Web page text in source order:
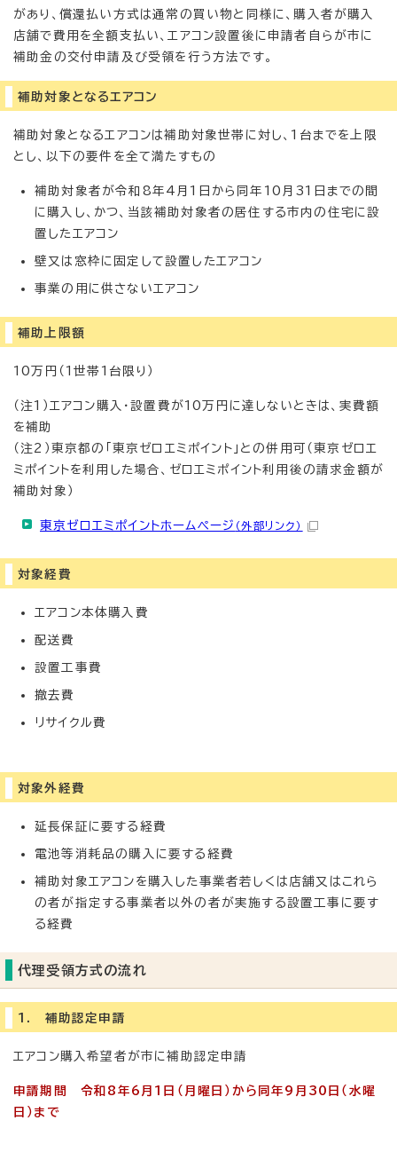
があり、償還払い方式は通常の買い物と同様に、購入者が購入
店舗で費用を全額支払い、エアコン設置後に申請者自らが市に
補助金の交付申請及び受領を行う方法です。
補助対象となるエアコン
補助対象となるエアコンは補助対象世帯に対し、1台までを上限
とし、以下の要件を全て満たすもの
補助対象者が令和8年4月1日から同年10月31日までの間
に購入し、かつ、当該補助対象者の居住する市内の住宅に設
置したエアコン
壁又は窓枠に固定して設置したエアコン
事業の用に供さないエアコン
補助上限額
10万円（1世帯1台限り）
（注1）エアコン購入・設置費が10万円に達しないときは、実費額
を補助
（注2）東京都の「東京ゼロエミポイント」との併用可（東京ゼロエ
ミポイントを利用した場合、ゼロエミポイント利用後の請求金額が
補助対象）
東京ゼロエミポイントホームページ （外部リンク）
対象経費
エアコン本体購入費
配送費
設置工事費
撤去費
リサイクル費
対象外経費
延長保証に要する経費
電池等消耗品の購入に要する経費
補助対象エアコンを購入した事業者若しくは店舗又はこれら
の者が指定する事業者以外の者が実施する設置工事に要す
る経費
代理受領方式の流れ
1. 補助認定申請
エアコン購入希望者が市に補助認定申請
申請期間 令和8年6月1日（月曜日）から同年9月30日（水曜
日）まで